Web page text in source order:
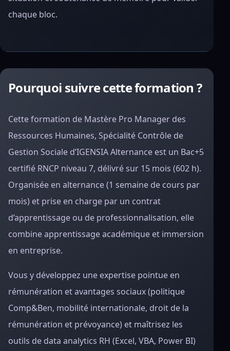
chaque bloc.
Pourquoi suivre cette formation ?
Cette formation de Mastère Pro Manager des
Ressources Humaines, Spécialité Contrôle de
Gestion Sociale d’IGENSIA Alternance est un Bac+5
certifié RNCP niveau 7, délivré sur 15 mois (602 h).
Organisée en alternance (1 semaine de cours par
mois) et prise en charge par un contrat
d’apprentissage ou de professionnalisation, elle
combine apprentissage académique et immersion
en entreprise.
Vous y développez une expertise pointue en
rémunération et avantages sociaux (politique
Comp&Ben, mobilité internationale, droit de la
rémunération et prévoyance) et maîtrisez les
outils de data analytics RH (Excel, VBA, Power BI)